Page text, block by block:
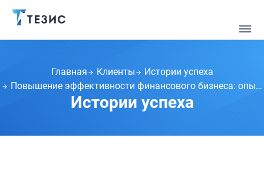
Главная Клиенты
Истории успеха
Повышение эффективности финансового бизнеса: опыт внедрения СЭД ТЕЗИС в TAB BANK
Истории успеха